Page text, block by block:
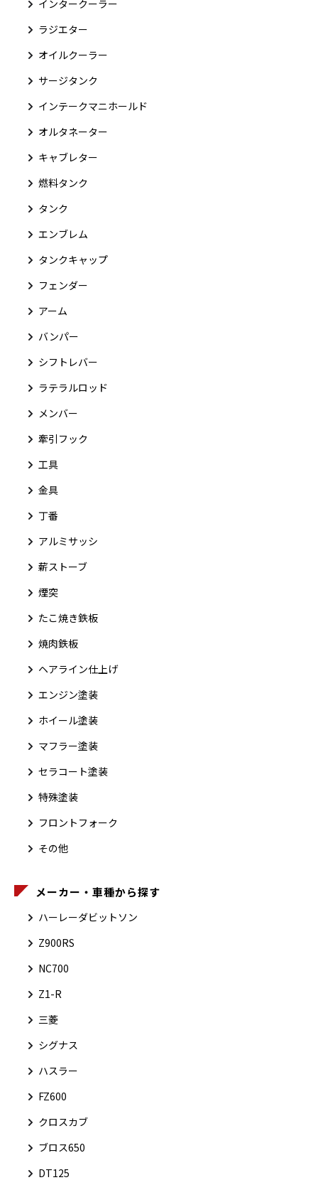
インタークーラー
ラジエター
オイルクーラー
サージタンク
インテークマニホールド
オルタネーター
キャブレター
燃料タンク
タンク
エンブレム
タンクキャップ
フェンダー
アーム
バンパー
シフトレバー
ラテラルロッド
メンバー
牽引フック
工具
金具
丁番
アルミサッシ
薪ストーブ
煙突
たこ焼き鉄板
焼肉鉄板
ヘアライン仕上げ
エンジン塗装
ホイール塗装
マフラー塗装
セラコート塗装
特殊塗装
フロントフォーク
その他
メーカー・車種から探す
ハーレーダビットソン
Z900RS
NC700
Z1-R
三菱
シグナス
ハスラー
FZ600
クロスカブ
ブロス650
DT125